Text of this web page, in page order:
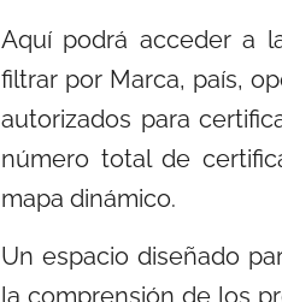
Aquí podrá acceder a
filtrar por Marca, país,
autorizados para
número total de
mapa dinámico.
Un espacio diseñado
lacomprensión de los